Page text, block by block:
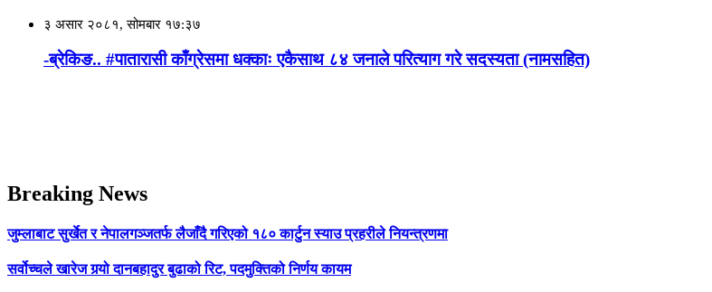
३ असार २०८१, सोमबार १७:३७
-ब्रेकिङ.. #पातारासी काँग्रेसमा धक्काः एकैसाथ ८४ जनाले परित्याग गरे सदस्यता (नामसहित)
Breaking News
जुम्लाबाट सुर्खेत र नेपालगञ्जतर्फ लैजाँदै गरिएको १८० कार्टुन स्याउ प्रहरीले नियन्त्रणमा
सर्वोच्चले खारेज गर्‍यो दानबहादुर बुढाको रिट, पदमुक्तिको निर्णय कायम